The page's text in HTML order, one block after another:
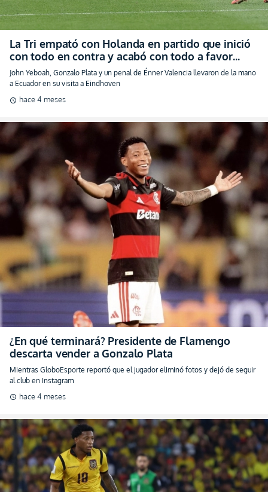
La Tri empató con Holanda en partido que inició
con todo en contra y acabó con todo a favor
(VIDEO)
John Yeboah, Gonzalo Plata y un penal de Énner Valencia llevaron de la mano
a Ecuador en su visita a Eindhoven
schedule hace 4 meses
¿En qué terminará? Presidente de Flamengo
descarta vender a Gonzalo Plata
Mientras GloboEsporte reportó que el jugador eliminó fotos y dejó de seguir
al club en Instagram
schedule hace 4 meses